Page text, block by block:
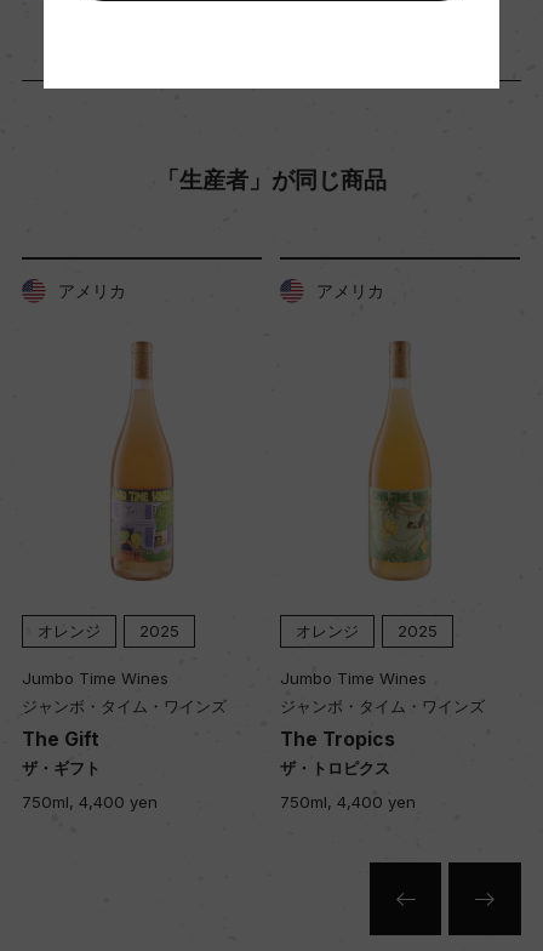
有)
15年
土壌
ベアウォロー・ローム土壌
「生産者」が同じ商品
アメリカ
オレンジ 2025
Jumbo Time Wines
ジャンボ・タイム・ワインズ
The Gift
ザ・ギフト
750ml, 4,400 yen
アメリカ
オレンジ 2025
Jumbo Time Wines
ジャンボ・タイム・ワインズ
The Tropics
ザ・トロピクス
750ml, 4,400 yen